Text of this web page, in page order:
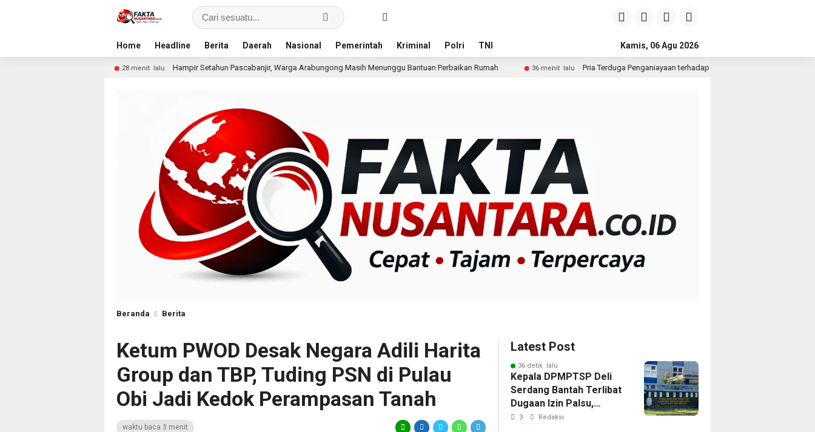
Home Headline Berita Daerah Nasional Pemerintah Kriminal Polri TNI Kamis, 06 Agu 2026
Hampir Setahun Pascabanjir, Warga Arabungong Masih Menunggu Bantuan Perbaikan Rumah 36 menit lalu Pria Terduga Penganiayaan terhadap Seorang Wanita di Medan Ditangkap Polisi
Beranda Berita
Ketum PWOD Desak Negara Adili Harita
Group dan TBP, Tuding PSN di Pulau
Obi Jadi Kedok Perampasan Tanah
waktu baca 3 menit
Latest Post
36 detik lalu
Kepala DPMPTSP Deli
Serdang Bantah Terlibat
Dugaan Izin Palsu,
Tegaskan Proses
3 Redaksi